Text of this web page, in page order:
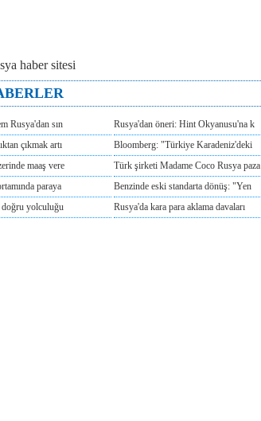
Rusya'dan sın
Rusya'dan öneri: Hint Okyanusu'na k
çıkmak artı
Bloomberg: "Türkiye Karadeniz'deki
maaş vere
Türk şirketi Madame Coco Rusya paza
paraya
Benzinde eski standarta dönüş: "Yen
doğru yolculuğu
Rusya'da kara para aklama davaları